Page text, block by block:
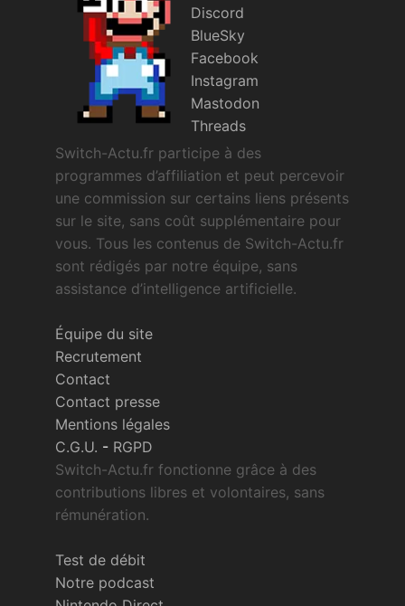
Discord
BlueSky
Facebook
Instagram
Mastodon
Threads
Switch-Actu.fr participe à des
programmes d’affiliation et peut percevoir
une commission sur certains liens présents
sur le site, sans coût supplémentaire pour
vous. Tous les contenus de Switch-Actu.fr
sont rédigés par notre équipe, sans
assistance d’intelligence artificielle.
Équipe du site
Recrutement
Contact
Contact presse
Mentions légales
C.G.U. - RGPD
Switch-Actu.fr fonctionne grâce à des
contributions libres et volontaires, sans
rémunération.
Test de débit
Notre podcast